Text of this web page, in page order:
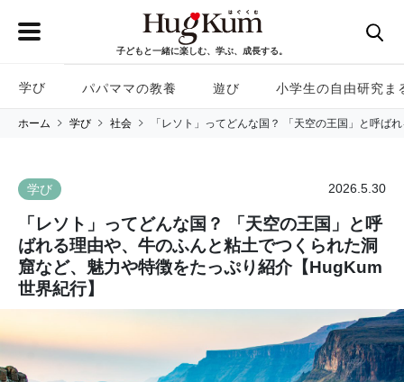
子どもと一緒に楽しむ、学ぶ、成長する。
学び パパママの教養 遊び 小学生の自由研究ま
ホーム 学び 社会 「レソト」ってどんな国？ 「天空の王国」と呼ば
学び 2026.5.30
「レソト」ってどんな国？ 「天空の王国」と呼
ばれる理由や、牛のふんと粘土でつくられた洞
窟など、魅力や特徴をたっぷり紹介【HugKum
世界紀行】